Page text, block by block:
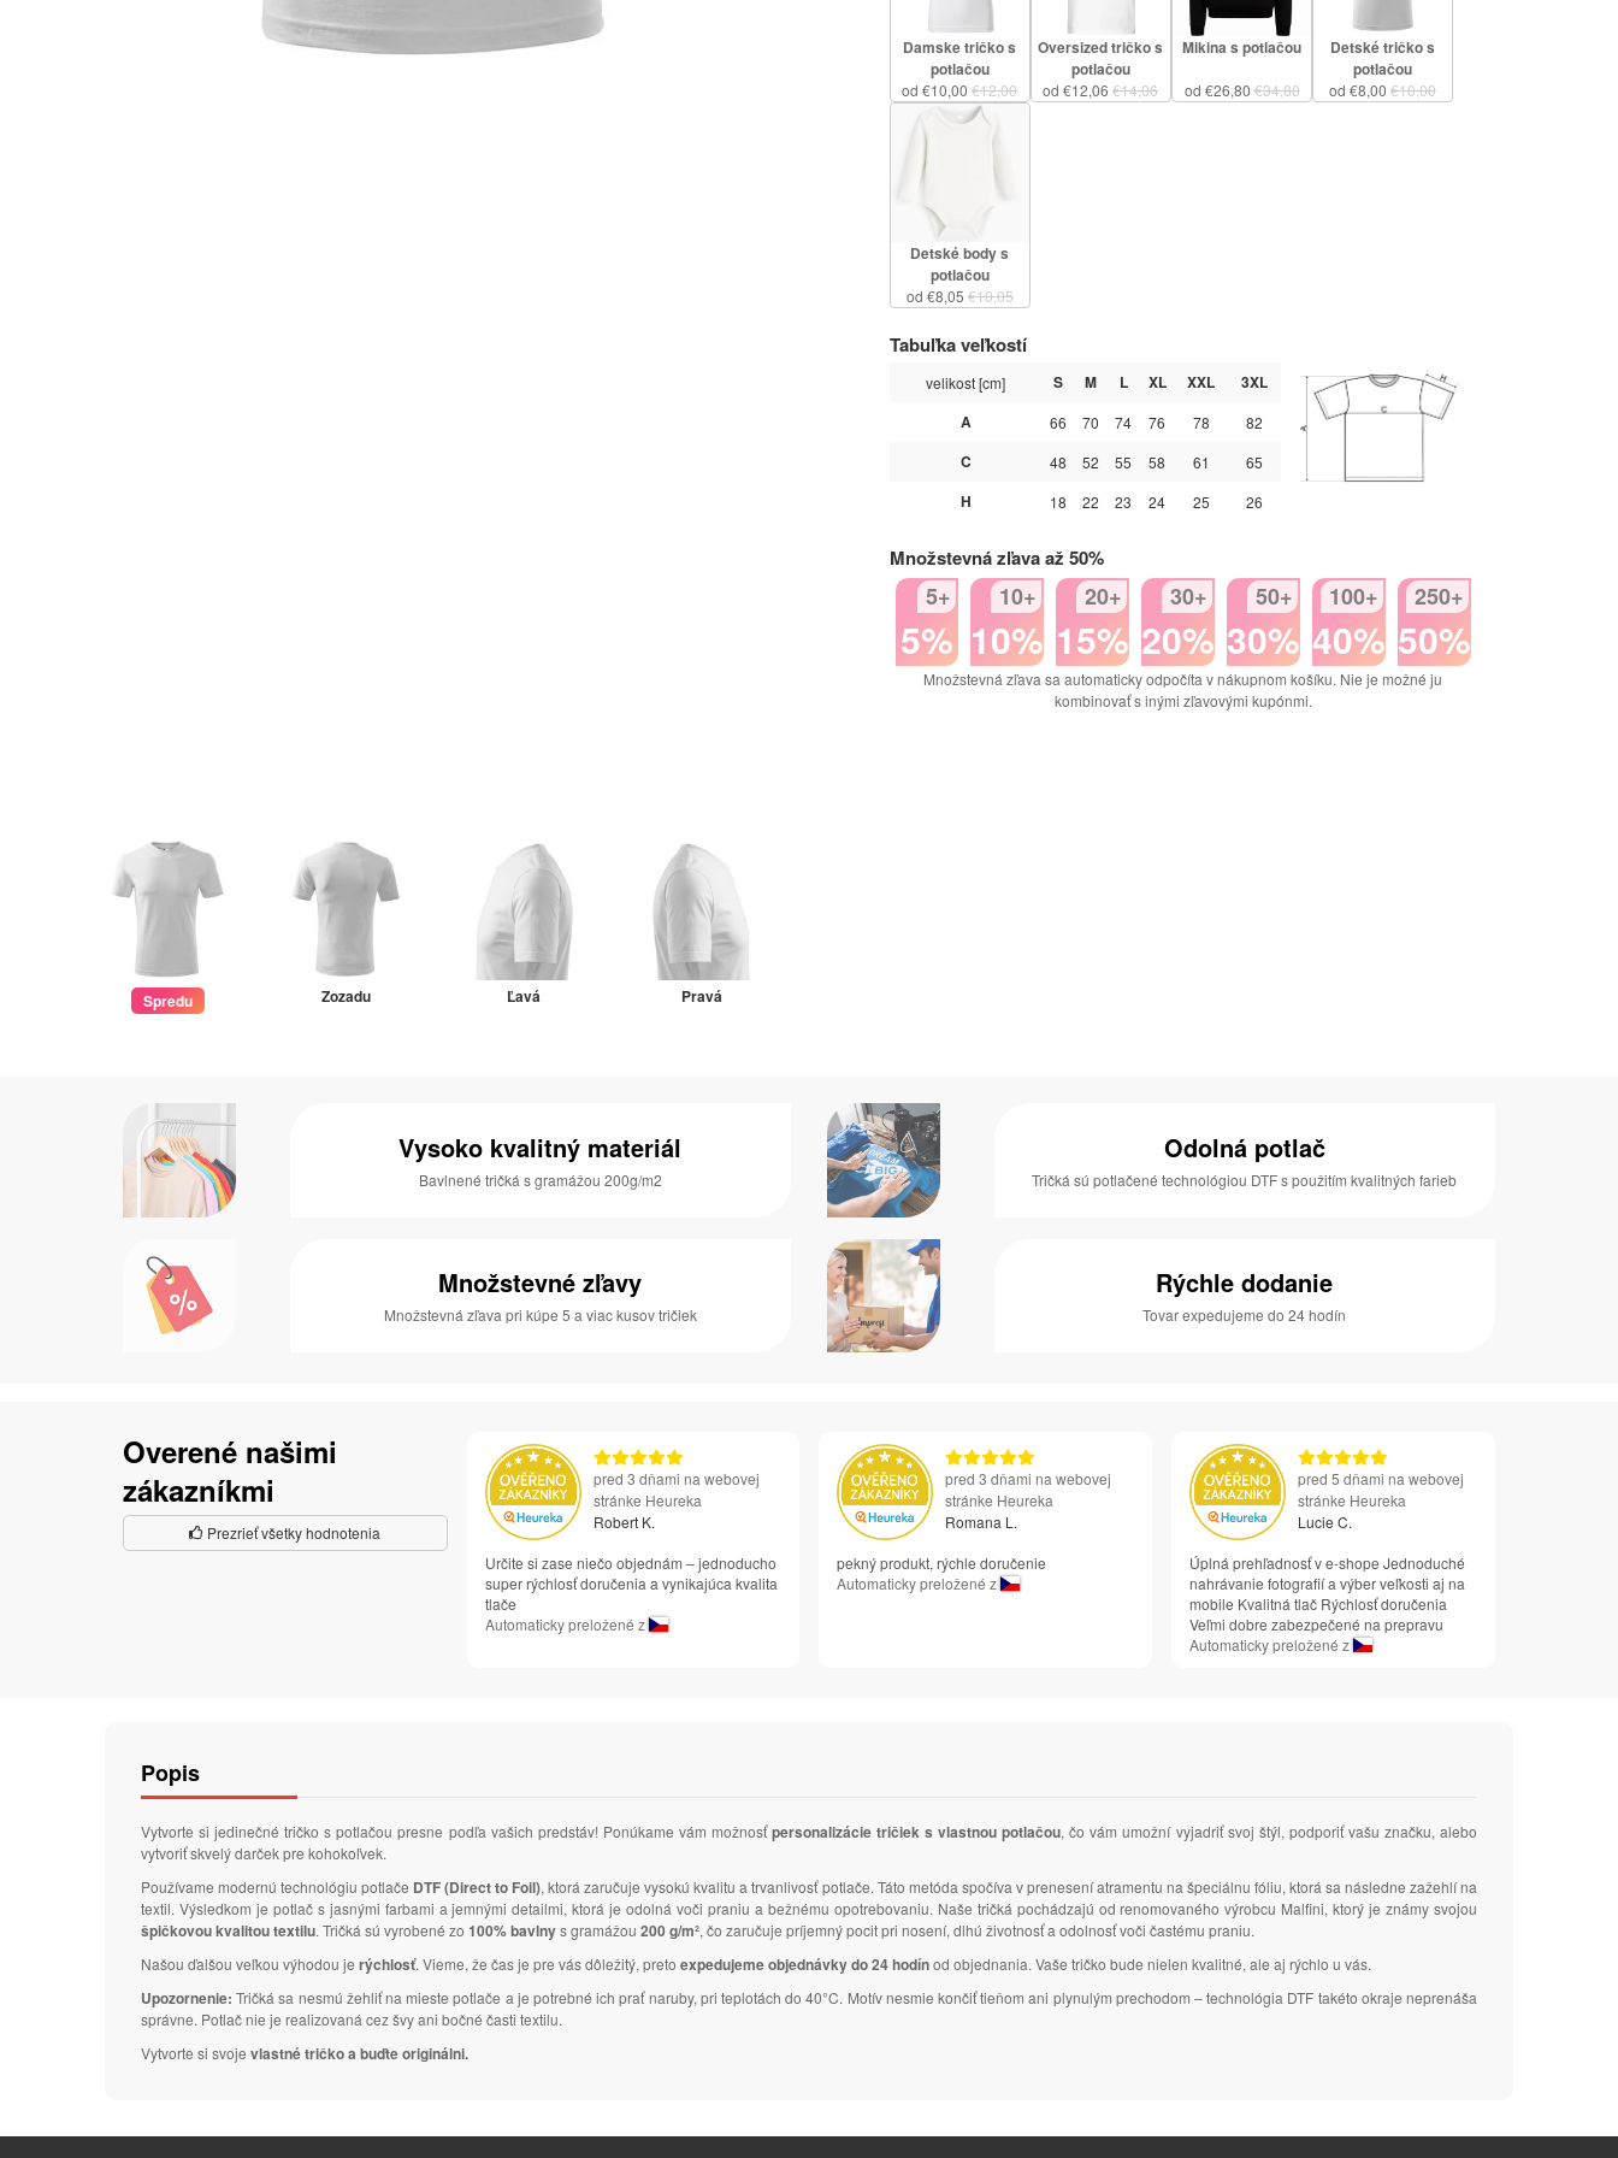
Spredu Zozadu Ľavá Pravá
Damske tričko s
potlačou
od €10,00€12,00
Oversized tričko s
potlačou
od €12,06€14,06
Mikina s potlačou
od €26,80€34,80
Detské tričko s
potlačou
od €8,00€10,00
Detské body s
potlačou
od €8,05 €10,05
Tabuľka veľkostí
velikost [cm] S M L XL XXL
3XL
A
66 70 74 76 78 82
C 48 52 55 58 61 65
H 18 22 23 24 25 26
Množstevná zľava až 50%
5+
5%
10+
10%
20+
15%
30+
20%
50+
30%
100+
40%
250+
50%
Množstevná zľava sa automaticky odpočíta v nákupnom košíku. Nie je možné ju
kombinovať s inými zľavovými kupónmi.
Vysoko kvalitný materiál
Bavlnené tričká s gramážou 200g/m2
Odolná potlač
Tričká sú potlačené technológiou DTF s použitím kvalitných farieb
Množstevné zľavy
Množstevná zľava pri kúpe 5 a viac kusov tričiek
Rýchle dodanie
Tovar expedujeme do 24 hodín
Overené našimi
zákazníkmi
Prezrieť všetky hodnotenia
pred 3 dňami na webovej
stránke Heureka
Robert K.
Určite si zase niečo objednám – jednoducho
super rýchlosť doručenia a vynikajúca kvalita
tlače
Automaticky preložené z
pred 3 dňami na webovej
stránke Heureka
Romana L.
pekný produkt, rýchle doručenie
Automaticky preložené z
pred 5 dňami na webovej
stránke Heureka
Lucie C.
Úplná prehľadnosť v e-shope Jednoduché
nahrávanie fotografií a výber veľkosti aj na
mobile Kvalitná tlač Rýchlosť doručenia
Veľmi dobre zabezpečené na prepravu
Automaticky preložené z
Popis
Vytvorte si jedinečné tričko s potlačou presne podľa vašich predstáv! Ponúkame vám možnosťpersonalizácie tričiek s vlastnou potlačou, čo vám umožní vyjadriť svoj štýl, podporiť vašu značku, alebo
vytvoriť skvelý darček pre kohokoľvek.
Používame modernú technológiu potlače DTF (Direct to Foil), ktorá zaručuje vysokú kvalitu a trvanlivosť potlače. Táto metóda spočíva v prenesení atramentu na špeciálnu fóliu, ktorá sa následne zažehlí na
textil. Výsledkom je potlač s jasnými farbami a jemnými detailmi, ktorá je odolná voči praniu a bežnému opotrebovaniu. Naše tričká pochádzajú od renomovaného výrobcu Malfini, ktorý je známy svojou
špičkovou kvalitou textilu. Tričká sú vyrobené zo 100% bavlnys gramážou 200 g/m², čo zaručuje príjemný pocit pri nosení, dlhú životnosť a odolnosť voči častému praniu.
Našou ďalšou veľkou výhodou je rýchlosť. Vieme, že čas je pre vás dôležitý, preto expedujeme objednávky do 24 hodínod objednania. Vaše tričko bude nielen kvalitné, ale aj rýchlo u vás.
Upozornenie: Tričká sa nesmú žehliť na mieste potlače a je potrebné ich prať naruby, pri teplotách do 40°C. Motív nesmie končiť tieňom ani plynulým prechodom – technológia DTF takéto okraje neprenáša
správne. Potlač nie je realizovaná cez švy ani bočné časti textilu.
Vytvorte si svoje vlastné tričko a buďte originálni.